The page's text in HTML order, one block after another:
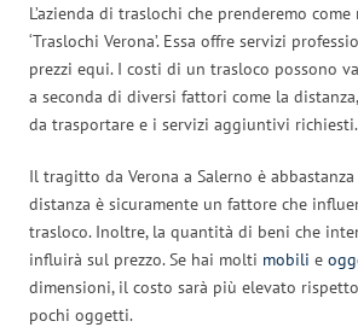
L’azienda di traslochi che prenderemo
‘Traslochi Verona’. Essa offre servizi
prezzi equi. I costi di un trasloco possono
a seconda di diversi fattori come la
da trasportare e i servizi aggiuntivi richiesti.
Il tragitto da Verona a Salerno è
distanza è sicuramente un fattore che
trasloco. Inoltre, la quantità di beni che
influirà sul prezzo. Se hai molti mobili e
dimensioni, il costo sarà più elevato
pochi oggetti.